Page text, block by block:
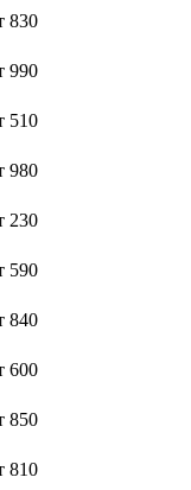
830
990
510
980
230
590
840
600
850
810